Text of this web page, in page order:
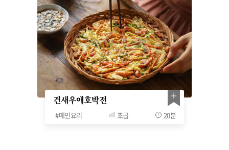
건새우애호박전
#메인요리 초급 20분